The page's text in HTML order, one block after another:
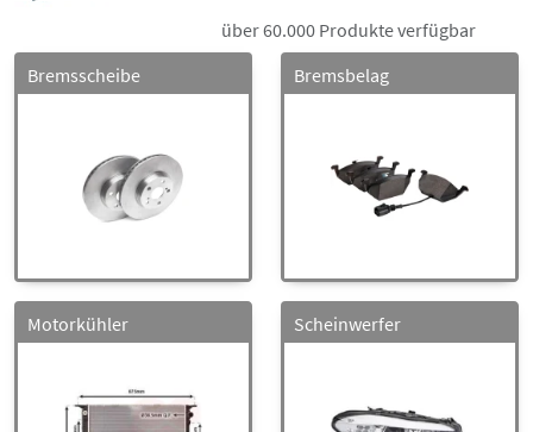
über 60.000 Produkte verfügbar
Bremsscheibe
Bremsbelag
Motorkühler Scheinwerfer